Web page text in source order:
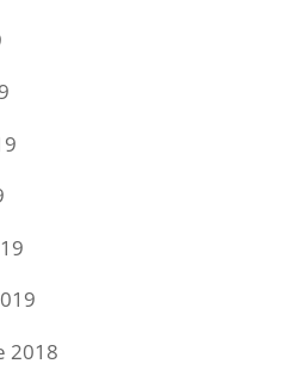
2018